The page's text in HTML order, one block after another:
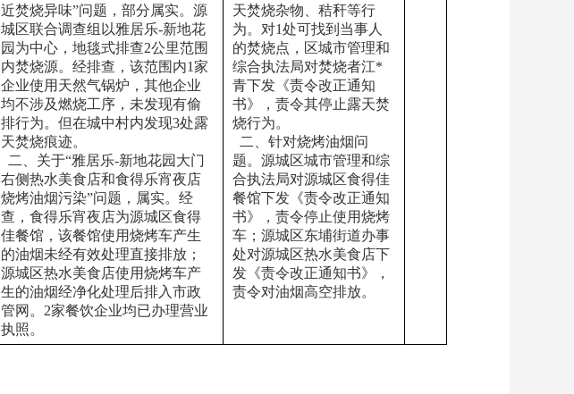
近焚烧异味”问题，部分属实。源
城区联合调查组以雅居乐-新地花
园为中心，地毯式排查2公里范围
内焚烧源。经排查，该范围内1家
企业使用天然气锅炉，其他企业
均不涉及燃烧工序，未发现有偷
排行为。但在城中村内发现3处露
天焚烧痕迹。
二、关于“雅居乐-新地花园大门
右侧热水美食店和食得乐宵夜店
烧烤油烟污染”问题，属实。经
查，食得乐宵夜店为源城区食得
佳餐馆，该餐馆使用烧烤车产生
的油烟未经有效处理直接排放；
源城区热水美食店使用烧烤车产
生的油烟经净化处理后排入市政
管网。2家餐饮企业均已办理营业
执照。
天焚烧杂物、秸秆等行
为。对1处可找到当事人
的焚烧点，区城市管理和
综合执法局对焚烧者江*
青下发《责令改正通知
书》，责令其停止露天焚
烧行为。
二、针对烧烤油烟问
题。源城区城市管理和综
合执法局对源城区食得佳
餐馆下发《责令改正通知
书》，责令停止使用烧烤
车；源城区东埔街道办事
处对源城区热水美食店下
发《责令改正通知书》，
责令对油烟高空排放。